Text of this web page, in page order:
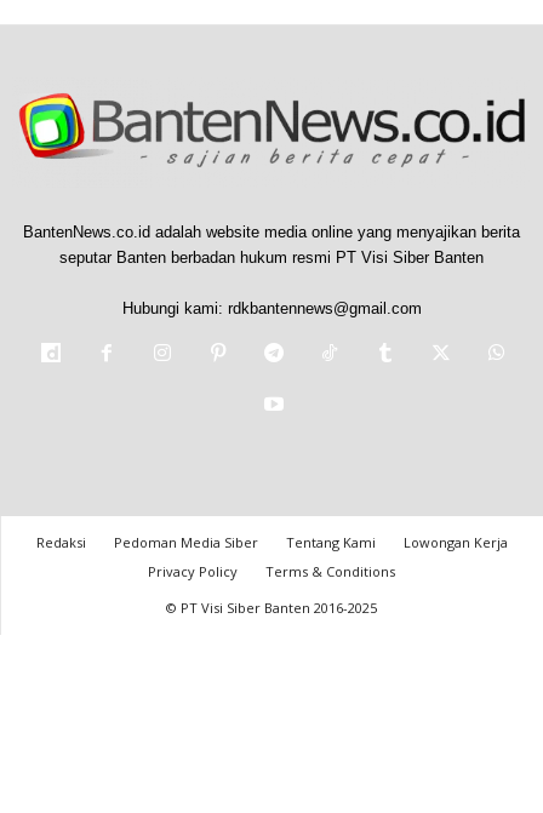
BantenNews.co.id adalah website media online yang menyajikan berita
seputar Banten berbadan hukum resmi PT Visi Siber Banten
Hubungi kami: rdkbantennews@gmail.com
Redaksi Pedoman Media Siber Tentang Kami
Lowongan Kerja
Privacy Policy
Terms & Conditions
© PT Visi Siber Banten 2016-2025